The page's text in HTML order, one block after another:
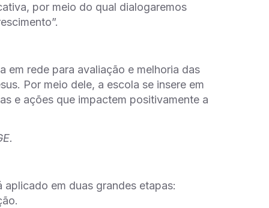
por meio do qual dialogaremos
em rede para avaliação e melhoria das
Por meio dele, a escola se insere em
e ações que impactem positivamente a
em duas grandes etapas: